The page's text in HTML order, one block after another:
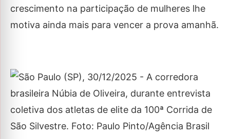
crescimento na participação de mulheres lhe
motiva ainda mais para vencer a prova amanhã.